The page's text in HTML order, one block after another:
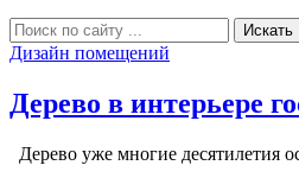
Искать
Дизайн помещений
Дерево в интерьере
Дерево уже многие десятилетия